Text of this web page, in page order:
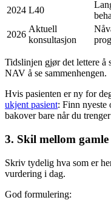
2024 L40
2026
Aktuell
konsultasjon
Tidslinjen gjør det lettere å
NAV å se sammenhengen.
Hvis pasienten er ny for
ukjent pasient: Finn nyeste
bakover bare når du
3. Skil mellom
Skriv tydelig hva som er
vurdering i dag.
God formulering: